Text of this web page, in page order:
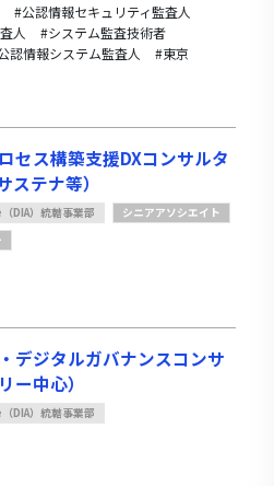
#公認情報セキュリティ監査人
人
#システム監査技術者
認情報システム監査人
#東京
セス構築支援DXコンサルタ
ステナ等）
）統轄事業部
シニアアソシエイト
デジタルガバナンスコンサ
ー中心）
）統轄事業部